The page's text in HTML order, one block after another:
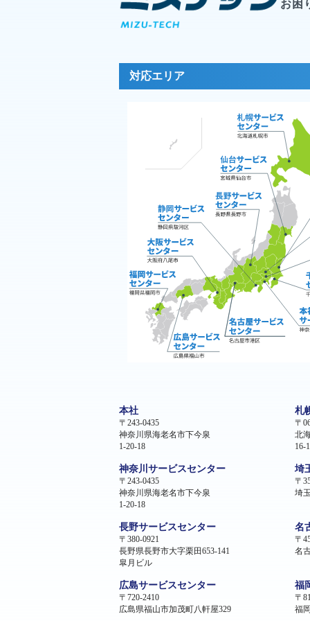
お困
対応エリア
本社
〒243-0435
神奈川県海老名市下今泉
1-20-18
札
〒
北
16-
神奈川サービスセンター
〒243-0435
神奈川県海老名市下今泉
1-20-18
埼
〒
埼
長野サービスセンター
〒380-0921
長野県長野市大字栗田653-141
皐月ビル
名
〒
名
広島サービスセンター
〒720-2410
広島県福山市加茂町八軒屋329
福
〒
福